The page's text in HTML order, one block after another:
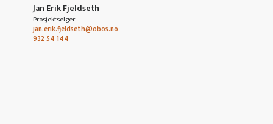
Jan Erik Fjeldseth
Prosjektselger
jan.erik.fjeldseth@obos.no
932 54 144